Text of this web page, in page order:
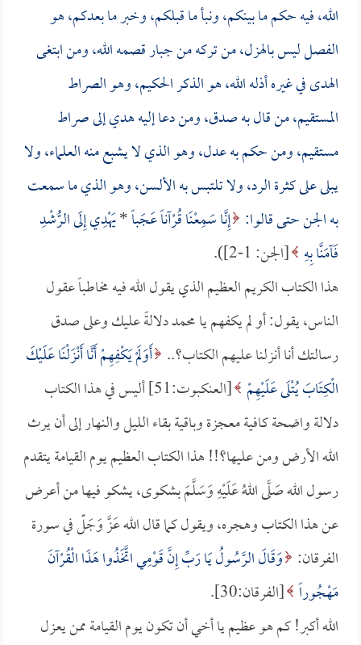
الله، فيه حكم ما بينكم، ونبأ ما قبلكم، وخبر ما بعدكم، هو
الفصل ليس بالهزل، من تركه من جبار قصمه الله، ومن ابتغى
الهدى في غيره أذله الله، هو الذكر الحكيم، وهو الصراط
المستقيم، من قال به صدق، ومن دعا إليه هدي إلى صراط
مستقيم، ومن حكم به عدل، وهو الذي لا يشبع منه العلماء، ولا
يبلى على كثرة الرد، ولا تلتبس به الألسن، وهو الذي ما سمعت
به الجن حتى قالوا: إِنَّا سَمِعْنَا قُرْآناً عَجَباً*يَهْدِي إِلَى الرُّشْدِ
فَآمَنَّا بِهِ [الجن: 1-2]).
هذا الكتاب الكريم العظيم الذي يقول الله فيه مخاطباً عقول
الناس، يقول: أو لم يكفهم يا محمد دلالةً عليك وعلى صدق
رسالتك أنا أنزلنا عليهم الكتاب؟.. أَوَلَمْ يَكْفِهِمْ أَنَّا أَنْزَلْنَا عَلَيْكَ
الْكِتَابَ يُتْلَى عَلَيْهِمْ
[العنكبوت:51] أليس في هذا الكتاب
دلالة واضحة كافية معجزة وباقية بقاء الليل والنهار إلى أن يرث
الله الأرض ومن عليها؟!! هذا الكتاب العظيم يوم القيامة يتقدم
رسول الله صَلَّى اللهُ عَلَيْهِ وَسَلَّمَ بشكوى، يشكو فيها من أعرض
عن هذا الكتاب وهجره، ويقول كما قال الله عَزَّ وَجَلّ في سورة
الفرقان: وَقَالَ الرَّسُولُ يَا رَبِّ إِنَّ قَوْمِي اتَّخَذُوا هَذَا الْقُرْآنَ
مَهْجُوراً [الفرقان:30].
الله أكبر! كم هو عظيم يا أخي أن تكون يوم القيامة ممن يعزل